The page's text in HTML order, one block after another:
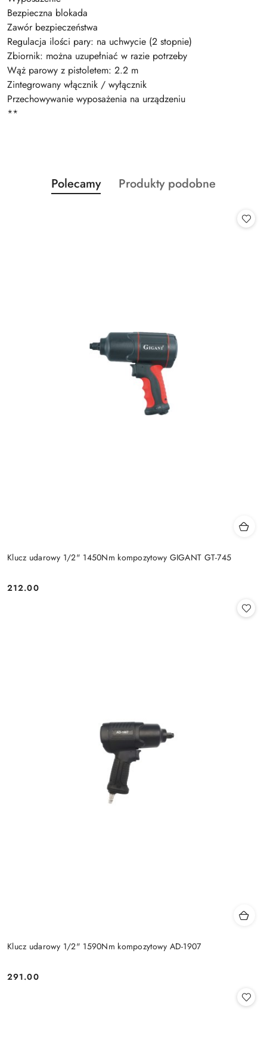
Bezpieczna blokada
Zawór bezpieczeństwa
Regulacja ilości pary: na uchwycie (2 stopnie)
Zbiornik: można uzupełniać w razie potrzeby
Wąż parowy z pistoletem: 2.2 m
Zintegrowany włącznik / wyłącznik
Przechowywanie wyposażenia na urządzeniu
**
Pomiń karuzelę produktów
Produkty
o
Polecamy
Produkty
Produkty podobne
Klucz udarowy 1/2" 1450Nm kompozytowy GIGANT GT-745
Cena:
212.00
Klucz udarowy 1/2" 1590Nm kompozytowy AD-1907
Cena:
291.00